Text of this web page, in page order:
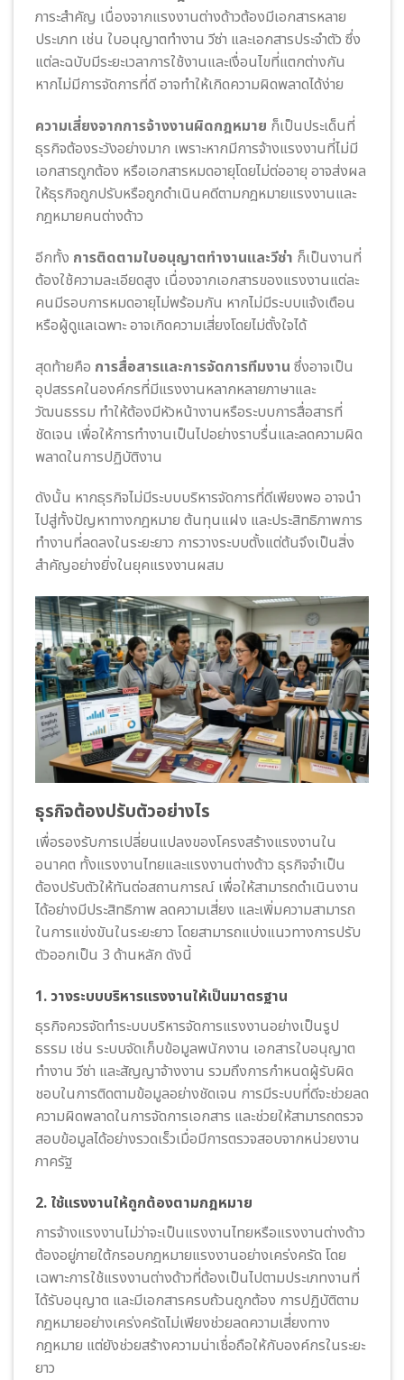
ภาระสำคัญ เนื่องจากแรงงานต่างด้าวต้องมีเอกสารหลาย
ประเภท เช่น ใบอนุญาตทำงาน วีซ่า และเอกสารประจำตัว ซึ่ง
แต่ละฉบับมีระยะเวลาการใช้งานและเงื่อนไขที่แตกต่างกัน
หากไม่มีการจัดการที่ดี อาจทำให้เกิดความผิดพลาดได้ง่าย
ความเสี่ยงจากการจ้างงานผิดกฎหมาย ก็เป็นประเด็นที่
ธุรกิจต้องระวังอย่างมาก เพราะหากมีการจ้างแรงงานที่ไม่มี
เอกสารถูกต้อง หรือเอกสารหมดอายุโดยไม่ต่ออายุ อาจส่งผล
ให้ธุรกิจถูกปรับหรือถูกดำเนินคดีตามกฎหมายแรงงานและ
กฎหมายคนต่างด้าว
อีกทั้ง การติดตามใบอนุญาตทำงานและวีซ่า ก็เป็นงานที่
ต้องใช้ความละเอียดสูง เนื่องจากเอกสารของแรงงานแต่ละ
คนมีรอบการหมดอายุไม่พร้อมกัน หากไม่มีระบบแจ้งเตือน
หรือผู้ดูแลเฉพาะ อาจเกิดความเสี่ยงโดยไม่ตั้งใจได้
สุดท้ายคือ การสื่อสารและการจัดการทีมงาน ซึ่งอาจเป็น
อุปสรรคในองค์กรที่มีแรงงานหลากหลายภาษาและ
วัฒนธรรม ทำให้ต้องมีหัวหน้างานหรือระบบการสื่อสารที่
ชัดเจน เพื่อให้การทำงานเป็นไปอย่างราบรื่นและลดความผิด
พลาดในการปฏิบัติงาน
ดังนั้น หากธุรกิจไม่มีระบบบริหารจัดการที่ดีเพียงพอ อาจนำ
ไปสู่ทั้งปัญหาทางกฎหมาย ต้นทุนแฝง และประสิทธิภาพการ
ทำงานที่ลดลงในระยะยาว การวางระบบตั้งแต่ต้นจึงเป็นสิ่ง
สำคัญอย่างยิ่งในยุคแรงงานผสม
ธุรกิจต้องปรับตัวอย่างไร
เพื่อรองรับการเปลี่ยนแปลงของโครงสร้างแรงงานใน
อนาคต ทั้งแรงงานไทยและแรงงานต่างด้าว ธุรกิจจำเป็น
ต้องปรับตัวให้ทันต่อสถานการณ์ เพื่อให้สามารถดำเนินงาน
ได้อย่างมีประสิทธิภาพ ลดความเสี่ยง และเพิ่มความสามารถ
ในการแข่งขันในระยะยาว โดยสามารถแบ่งแนวทางการปรับ
ตัวออกเป็น 3 ด้านหลัก ดังนี้
1. วางระบบบริหารแรงงานให้เป็นมาตรฐาน
ธุรกิจควรจัดทำระบบบริหารจัดการแรงงานอย่างเป็นรูป
ธรรม เช่น ระบบจัดเก็บข้อมูลพนักงาน เอกสารใบอนุญาต
ทำงาน วีซ่า และสัญญาจ้างงาน รวมถึงการกำหนดผู้รับผิด
ชอบในการติดตามข้อมูลอย่างชัดเจน การมีระบบที่ดีจะช่วยลด
ความผิดพลาดในการจัดการเอกสาร และช่วยให้สามารถตรวจ
สอบข้อมูลได้อย่างรวดเร็วเมื่อมีการตรวจสอบจากหน่วยงาน
ภาครัฐ
2. ใช้แรงงานให้ถูกต้องตามกฎหมาย
การจ้างแรงงานไม่ว่าจะเป็นแรงงานไทยหรือแรงงานต่างด้าว
ต้องอยู่ภายใต้กรอบกฎหมายแรงงานอย่างเคร่งครัด โดย
เฉพาะการใช้แรงงานต่างด้าวที่ต้องเป็นไปตามประเภทงานที่
ได้รับอนุญาต และมีเอกสารครบถ้วนถูกต้อง การปฏิบัติตาม
กฎหมายอย่างเคร่งครัดไม่เพียงช่วยลดความเสี่ยงทาง
กฎหมาย แต่ยังช่วยสร้างความน่าเชื่อถือให้กับองค์กรในระยะ
ยาว